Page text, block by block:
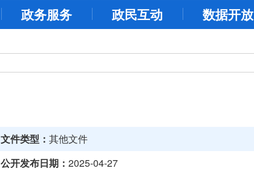
政务服务 政民互动 数据开放
文件类型：其他文件
公开发布日期：2025-04-27